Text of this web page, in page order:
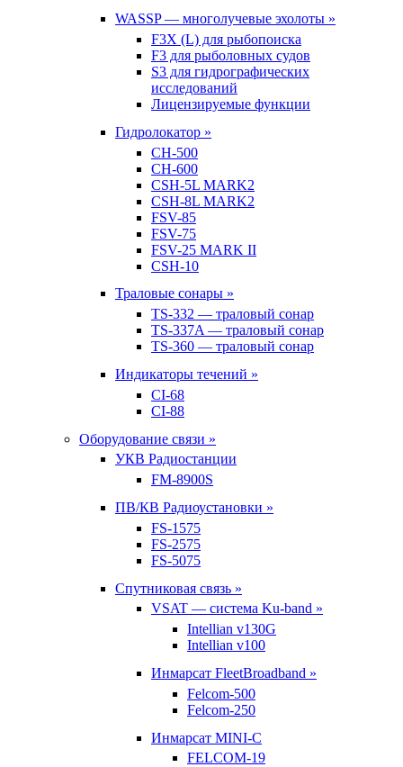
WASSP — многолучевые эхолоты »
F3X (L) для рыбопоиска
F3 для рыболовных судов
S3 для гидрографических
исследований
Лицензируемые функции
Гидролокатор »
CH-500
CH-600
CSH-5L MARK2
CSH-8L MARK2
FSV-85
FSV-75
FSV-25 MARK II
CSH-10
Траловые сонары »
TS-332 — траловый сонар
TS-337A — траловый сонар
TS-360 — траловый сонар
Индикаторы течений »
CI-68
CI-88
Оборудование связи »
УКВ Радиостанции
FM-8900S
ПВ/КВ Радиоустановки »
FS-1575
FS-2575
FS-5075
Спутниковая связь »
VSAT — система Ku-band »
Intellian v130G
Intellian v100
Инмарсат FleetBroadband »
Felcom-500
Felcom-250
Инмарсат MINI-C
FELCOM-19